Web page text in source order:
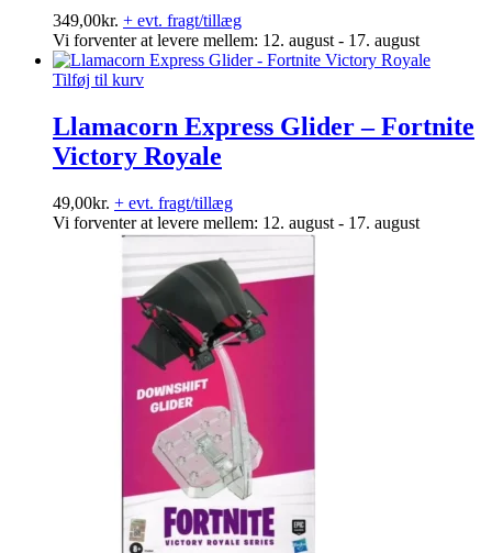
349,00kr. + evt. fragt/tillæg
Vi forventer at levere mellem: 12. august - 17. august
Tilføj til kurv
Llamacorn Express Glider – Fortnite
Victory Royale
49,00kr. + evt. fragt/tillæg
Vi forventer at levere mellem: 12. august - 17. august